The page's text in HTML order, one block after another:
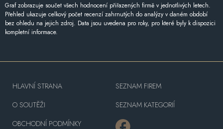
Graf zobrazuje součet všech hodnocení přiřazených firmě v jednotlivých letech.
Přehled ukazuje celkový počet recenzí zahrnutých do analýzy v daném období
bez ohledu na jejich zdroj. Data jsou uvedena pro roky, pro které byly k dispozici
kompletní informace.
HLAVNÍ STRANA
O SOUTĚŽI
OBCHODNÍ PODMÍNKY
SEZNAM FIREM
SEZNAM KATEGORIÍ